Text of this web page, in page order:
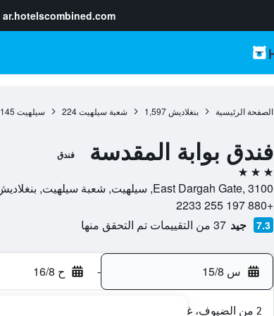
ar.hotelscombined.com
الصفحة الرئيسية بنغلاديش 1,597 شعبة سيلهيت 224 سيلهيت 145
فندق بوابة المقدسة فندق
3 نجوم
East Dargah Gate, 3100, سيلهيت, شعبة سيلهيت, بنغلاديش
+880 197 255 2233
7.3 جيد 37 من التقييمات تم التحقق منها
س 15/8 - ح 16/8
2 من الضيوف، غرفة واحدة